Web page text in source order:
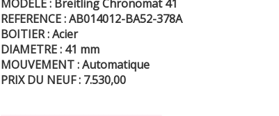
MODELE : Breitling Chronomat 41
REFERENCE : AB014012-BA52-378A
BOITIER : Acier
DIAMETRE : 41 mm
MOUVEMENT : Automatique
PRIX DU NEUF : 7.530,00